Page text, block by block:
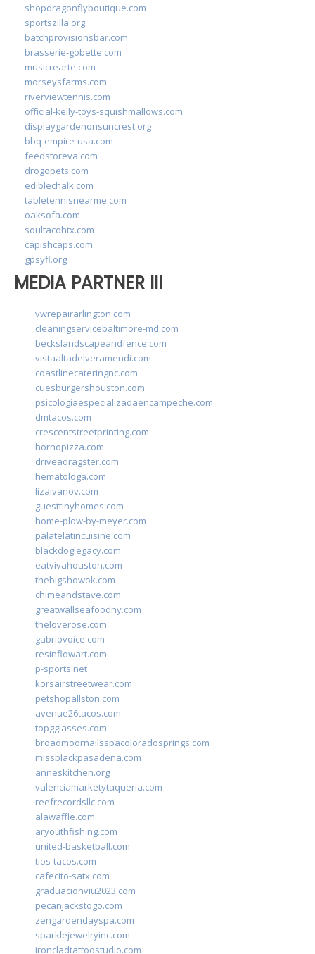
shopdragonflyboutique.com
sportszilla.org
batchprovisionsbar.com
brasserie-gobette.com
musicrearte.com
morseysfarms.com
riverviewtennis.com
official-kelly-toys-squishmallows.com
displaygardenonsuncrest.org
bbq-empire-usa.com
feedstoreva.com
drogopets.com
ediblechalk.com
tabletennisnearme.com
oaksofa.com
soultacohtx.com
capishcaps.com
gpsyfl.org
MEDIA PARTNER III
vwrepairarlington.com
cleaningservicebaltimore-md.com
beckslandscapeandfence.com
vistaaltadelveramendi.com
coastlinecateringnc.com
cuesburgershouston.com
psicologiaespecializadaencampeche.com
dmtacos.com
crescentstreetprinting.com
hornopizza.com
driveadragster.com
hematologa.com
lizaivanov.com
guesttinyhomes.com
home-plow-by-meyer.com
palatelatincuisine.com
blackdoglegacy.com
eatvivahouston.com
thebigshowok.com
chimeandstave.com
greatwallseafoodny.com
theloverose.com
gabriovoice.com
resinflowart.com
p-sports.net
korsairstreetwear.com
petshopallston.com
avenue26tacos.com
topgglasses.com
broadmoornailsspacoloradosprings.com
missblackpasadena.com
anneskitchen.org
valenciamarketytaqueria.com
reefrecordsllc.com
alawaffle.com
aryouthfishing.com
united-basketball.com
tios-tacos.com
cafecito-satx.com
graduacionviu2023.com
pecanjackstogo.com
zengardendayspa.com
sparklejewelryinc.com
ironcladtattoostudio.com